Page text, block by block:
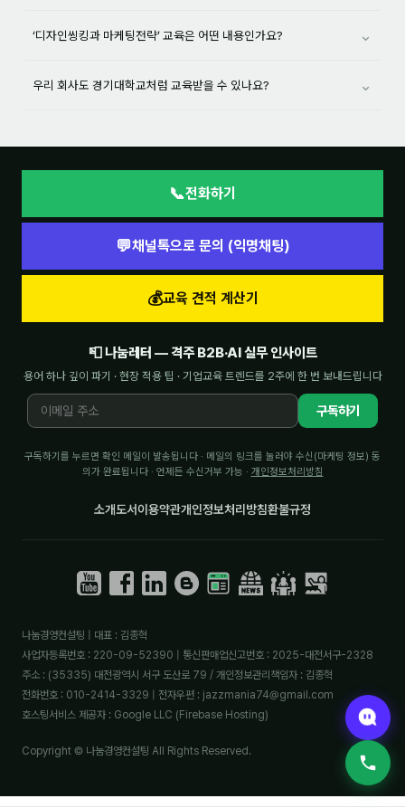
‘디자인씽킹과 마케팅전략’ 교육은 어떤 내용인가요? ⌄
우리 회사도 경기대학교처럼 교육받을 수 있나요? ⌄
📞전화하기
💬채널톡으로 문의 (익명채팅)
💰교육 견적 계산기
📮 나눔레터 — 격주 B2B·AI 실무 인사이트
용어 하나 깊이 파기 · 현장 적용 팁 · 기업교육 트렌드를 2주에 한 번 보내드립니다
구독하기
구독하기를 누르면 확인 메일이 발송됩니다 · 메일의 링크를 눌러야 수신(마케팅 정보) 동
의가 완료됩니다 · 언제든 수신거부 가능 · 개인정보처리방침
소개도서이용약관개인정보처리방침환불규정
나눔경영컨설팅 | 대표 : 김종혁
사업자등록번호 : 220-09-52390 | 통신판매업신고번호 : 2025-대전서구-2328
주소 : (35335) 대전광역시 서구 도산로 79 / 개인정보관리책임자 : 김종혁
전화번호 : 010-2414-3329 | 전자우편 : jazzmania74@gmail.com
호스팅서비스 제공자 : Google LLC (Firebase Hosting)
Copyright © 나눔경영컨설팅 All Rights Reserved.